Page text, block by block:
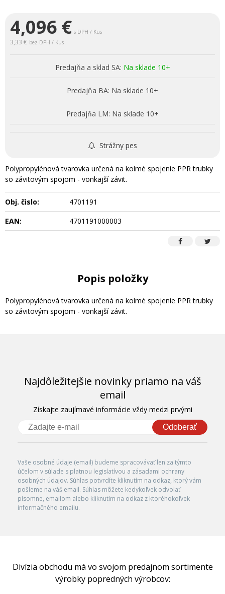
4,096 € s DPH / Kus
3,33 € bez DPH / Kus
Predajňa a sklad SA: Na sklade 10+
Predajňa BA: Na sklade 10+
Predajňa LM: Na sklade 10+
Strážny pes
Polypropylénová tvarovka určená na kolmé spojenie PPR trubky
so závitovým spojom - vonkajší závit.
Obj. čislo:
4701191
EAN:
4701191000003
Popis položky
Polypropylénová tvarovka určená na kolmé spojenie PPR trubky
so závitovým spojom - vonkajší závit.
Najdôležitejšie novinky priamo na váš
email
Získajte zaujímavé informácie vždy medzi prvými
Odoberať
Vaše osobné údaje (email) budeme spracovávať len za týmto
účelom v súlade s platnou legislatívou a zásadami ochrany
osobných údajov. Súhlas potvrdíte kliknutím na odkaz, ktorý vám
pošleme na váš email. Súhlas môžete kedykoľvek odvolať
písomne, emailom alebo kliknutím na odkaz z ktoréhokoľvek
informačného emailu.
Divízia obchodu má vo svojom predajnom sortimente
výrobky popredných výrobcov: